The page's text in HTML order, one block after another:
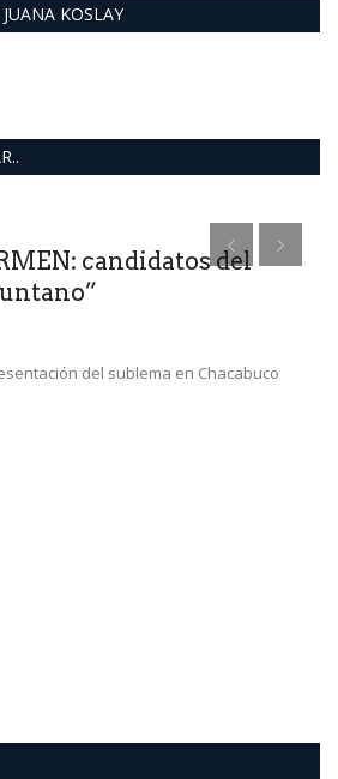
KOSLAY
candidatos del
del sublema en Chacabuco